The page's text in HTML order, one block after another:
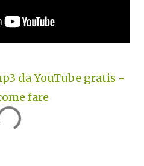
da YouTube gratis -
fare